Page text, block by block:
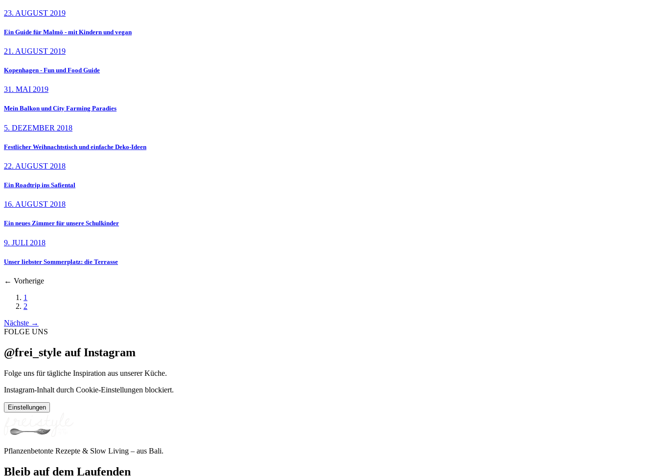
23. AUGUST 2019
Ein Guide für Malmö - mit Kindern und vegan
21. AUGUST 2019
Kopenhagen - Fun und Food Guide
31. MAI 2019
Mein Balkon und City Farming Paradies
5. DEZEMBER 2018
Festlicher Weihnachtstisch und einfache Deko-Ideen
22. AUGUST 2018
Ein Roadtrip ins Safiental
16. AUGUST 2018
Ein neues Zimmer für unsere Schulkinder
9. JULI 2018
Unser liebster Sommerplatz: die Terrasse
← Vorherige
1
2
Nächste →
FOLGE UNS
@frei_style auf Instagram
Folge uns für tägliche Inspiration aus unserer Küche.
Instagram-Inhalt durch Cookie-Einstellungen blockiert.
Einstellungen
Pflanzenbetonte Rezepte & Slow Living – aus Bali.
Bleib auf dem Laufenden